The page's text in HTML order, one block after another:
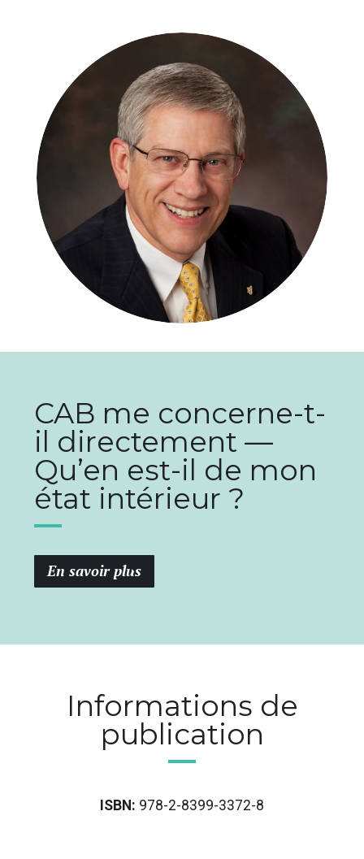
CAB me concerne-t-
il directement —
Qu’en est-il de mon
état intérieur ?
En savoir plus
Informations de
publication
ISBN: 978-2-8399-3372-8